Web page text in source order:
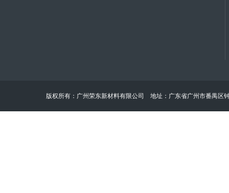
版权所有：广州荣东新材料有限公司 地址：广东省广州市番禺区